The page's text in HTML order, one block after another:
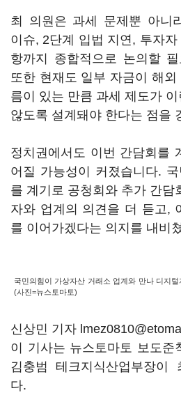
최 의원은 과세 문제뿐 아니
이슈, 2단계 입법 지연, 투자
항까지 종합적으로 논의할
또한 현재도 일부 자금이 해
름이 있는 만큼 과세 제도가
않도록 설계돼야 한다는 점을
정치권에서도 이번 간담회를
어질 가능성이 커졌습니다.
를 계기로 공청회와 추가 간담
자와 업계의 의견을 더 듣고,
를 이어가겠다는 의지를 내비
국민의힘이 가상자산 거래소 업계와 만나 디지
(사진=뉴스토마토)
신상민 기자
이 기사는 뉴스토마토 보도준
김충범 테크지식산업부장이
다.